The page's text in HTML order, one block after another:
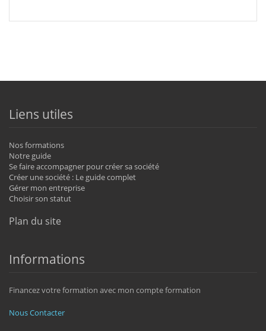
Liens utiles
Nos formations
Notre guide
Se faire accompagner pour créer sa société
Créer une société : Le guide complet
Gérer mon entreprise
Choisir son statut
Plan du site
Informations
Financez votre formation avec mon compte formation
Nous Contacter